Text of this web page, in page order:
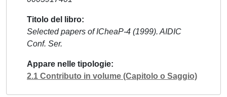
Titolo del libro
Selected papers of ICheaP-4 (1999). AIDIC
Conf. Ser.
Appare nelle tipologie
2.1 Contributo in volume (Capitolo o Saggio)